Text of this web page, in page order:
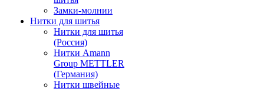
Замки-молнии
Нитки для шитья
Нитки для шитья
(Россия)
Нитки Amann
Group METTLER
(Германия)
Нитки швейные